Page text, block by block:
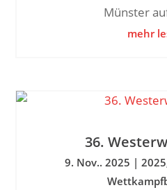
Münster
mehr
36.
9. Nov.. 2025 | 2025